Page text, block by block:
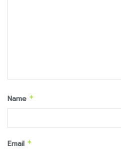
Name *
Email *